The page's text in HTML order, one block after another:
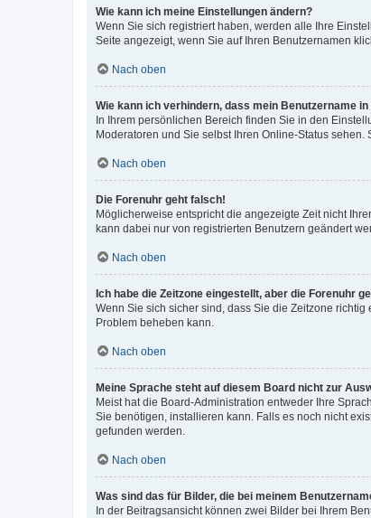
Wie kann ich meine Einstellungen ändern?
Wenn Sie sich registriert haben, werden alle Ihre
Seite angezeigt, wenn Sie auf Ihren Benutzernamen
Nach oben
Wie kann ich verhindern, dass mein Benutzername
In Ihrem persönlichen Bereich finden Sie in den
Moderatoren und Sie selbst Ihren Online-Status
Nach oben
Die Forenuhr geht falsch!
Möglicherweise entspricht die angezeigte Zeit nicht
kann dabei nur von registrierten Benutzern geändert
Nach oben
Ich habe die Zeitzone eingestellt, aber die Forenuhr
Wenn Sie sich sicher sind, dass Sie die Zeitzone
Problem beheben kann.
Nach oben
Meine Sprache steht auf diesem Board nicht zur
Meist hat die Board-Administration entweder Ihre
Sie benötigen, installieren kann. Falls es noch nicht
gefunden werden.
Nach oben
Was sind das für Bilder, die bei meinem
In der Beitragsansicht können zwei Bilder bei Ihrem